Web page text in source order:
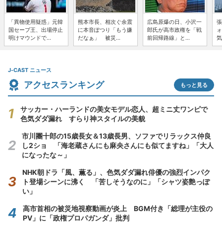
「異物使用疑惑」元韓
国セーブ王、出場停止
明けマウンドで...
熊本市長、相次ぐ余震
に本音ぽつり「もう嫌
だなぁ」 被災...
広島原爆の日、小沢一
郎氏が高市政権を「戦
前回帰路線」と...
J-CAST ニュース
アクセスランキング もっと見る
サッカー・ハーランドの美女モデル恋人、超ミニ丈ワンピで
色気ダダ漏れ すらり神スタイルの美貌
市川團十郎の15歳長女＆13歳長男、ソファでリラックス仲良
し2ショ 「海老蔵さんにも麻央さんにも似てますね」「大人
になったな～」
NHK朝ドラ「風、薫る」、色気ダダ漏れ俳優の強烈インパク
ト登場シーンに沸く 「苦しそうなのに」「シャツ姿艶っぽ
い」
高市首相の被災地視察動画が炎上 BGM付き「総理が主役の
PV」に「政権プロパガンダ」批判